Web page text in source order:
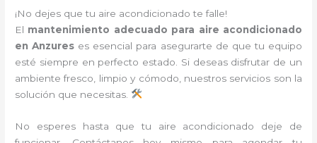
¡No dejes que tu aire acondicionado te falle!
El mantenimiento adecuado para aire acondicionado
en Anzures es esencial para asegurarte de que tu equipo
esté siempre en perfecto estado. Si deseas disfrutar de un
ambiente fresco, limpio y cómodo, nuestros servicios son la
solución que necesitas.
No esperes hasta que tu aire acondicionado deje de